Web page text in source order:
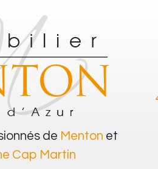
de Menton et
Cap Martin